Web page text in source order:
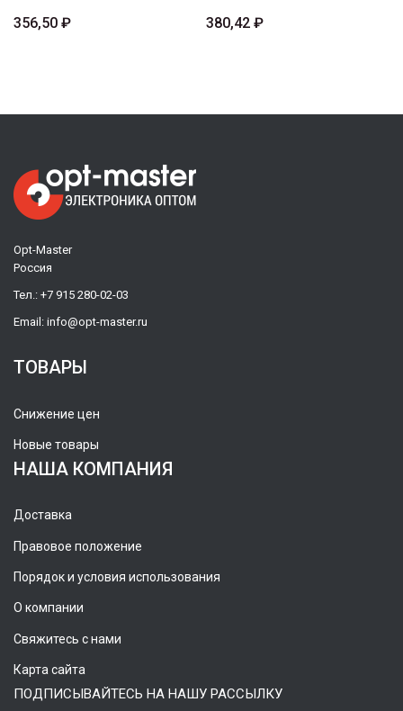
356,50 ₽
380,42 ₽
Opt-Master
Россия
Тел.: +7 915 280-02-03
Email: info@opt-master.ru
ТОВАРЫ
Снижение цен
Новые товары
НАША КОМПАНИЯ
Доставка
Правовое положение
Порядок и условия использования
О компании
Свяжитесь с нами
Карта сайта
ПОДПИСЫВАЙТЕСЬ НА НАШУ РАССЫЛКУ